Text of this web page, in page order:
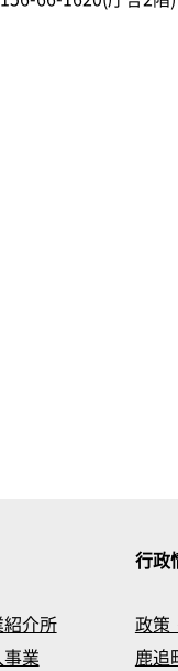
介所
業
行政
政策
鹿追